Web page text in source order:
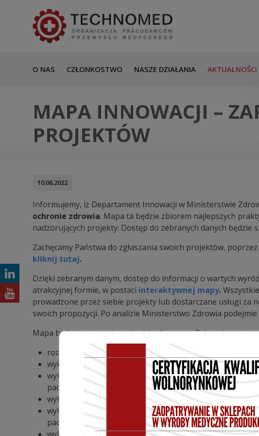
O NAS CZŁONKOSTWO NASZE DZIAŁANIA AKTUALNOŚCI
MAPA INNOWACJI –
PROJEKTÓW
10.06.2022
Informujemy, iż Departament Innowacji w Ministerstwie
ochronie zdrowia. Mapa ta będzie zbiorem najlepszych
nadzorujących projekty. Dostęp do zebranych danych będzie
Zachęcamy Państwa do zgłaszania swoich projektów,
kliknij tutaj.
Dzięki zebranym danym, dostęp do informacji o wartych
atrakcyjnej formie, w postaci interaktywnej mapy.
prowadzone przez siebie projekty lub dostarczane usługi za
swoich propozycji. Po analizie Ministerstwo Zdrowia
Mapa będzie systematycznie aktualizowana. Zakres
rozwój usług e-zdrowia i telemedycyny,
wykorzystanie aplikacji mobilnych w ochronie zdrowia,
wykorzystanie mechanizmów sztucznej inteligencji (AI)
pacjenta,
wykorzystanie innowacyjnych wyrobów medycznych,
wykorzystanie innowacyjnych rozwiązań systemowych w
pacjenta,